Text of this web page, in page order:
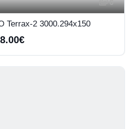
6
Terrax-2 3000.294x150